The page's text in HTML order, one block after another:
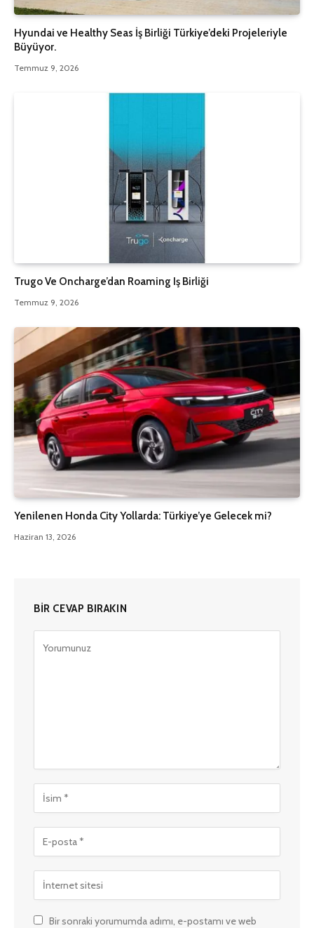
Hyundai ve Healthy Seas İş Birliği Türkiye’deki Projeleriyle
Büyüyor.
Temmuz 9, 2026
Trugo Ve Oncharge’dan Roaming Iş Birliği
Temmuz 9, 2026
Yenilenen Honda City Yollarda: Türkiye’ye Gelecek mi?
Haziran 13, 2026
BIR CEVAP BIRAKIN
Bir sonraki yorumumda adımı, e-postamı ve web